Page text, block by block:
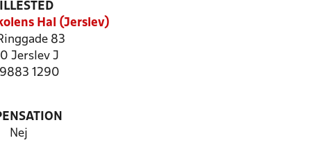
Hal (Jerslev)
83
Jerslev J
1290
Nej